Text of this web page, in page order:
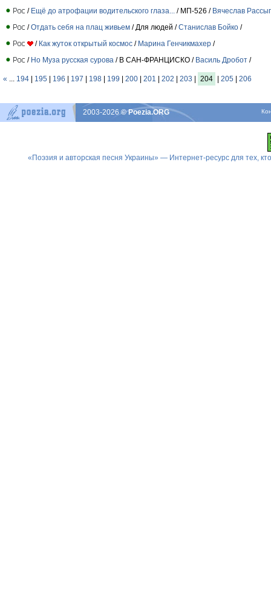
/ Ещё до атрофации водительского глаза... / МП-526 / Вячеслав
/Отдать себя на плац живьем / Для людей /Станислав Бойко /
/ Как жуток открытый космоc / Марина Генчикмахер /
/ Но Муза русская сурова / В САН-ФРАНЦИСКО / Василь Дробот /
« 194 | 195 | 196 | 197 | 198 | 199 | 200 | 201 | 202 | 203 | 204 | 205 | 206
2003-2026© Poezia.ORG
«Поэзия и авторская песня Украины» — Интернет-ресурс для тех,